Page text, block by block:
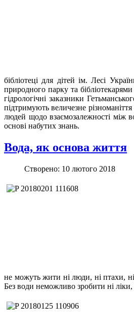
бібліотеці для дітей ім. Лесі
природного парку та
гідрологічні заказники
підтримують величезне
людей щодо взаємозалежності між
основі набутих знань.
Вода, як основа життя
Створено: 10 лютого 2018
не можуть жити ні люди, ні птахи,
Без води неможливо зробити ні